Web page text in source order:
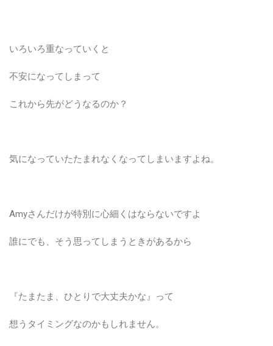
いろいろ重なっていくと
不安になってしまって
これから先がどうなるのか？
気になっていたたまれなくなってしまいますよね。
Amyさんだけが特別に心細くはならないですよ
誰にでも、そう思ってしまうときがあるから
『たまたま、ひとりで大丈夫かな』って
想うタイミングなのかもしれません。